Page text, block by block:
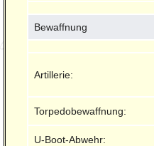
Bewaffnung
Artillerie:
Torpedobewaffnung:
U-Boot-Abwehr: